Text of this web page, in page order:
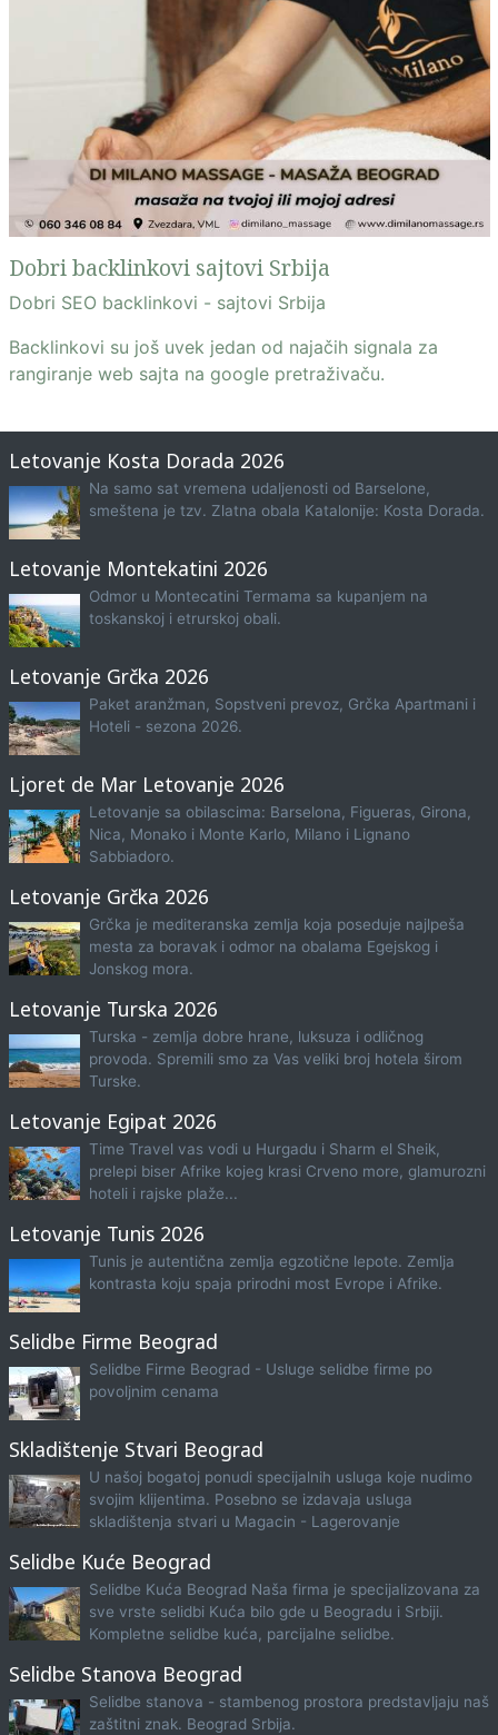
Dobri backlinkovi sajtovi Srbija
Dobri SEO backlinkovi - sajtovi Srbija
Backlinkovi su još uvek jedan od najačih signala za
rangiranje web sajta na google pretraživaču.
Letovanje Kosta Dorada 2026
Na samo sat vremena udaljenosti od Barselone,
smeštena je tzv. Zlatna obala Katalonije: Kosta Dorada.
Letovanje Montekatini 2026
Odmor u Montecatini Termama sa kupanjem na
toskanskoj i etrurskoj obali.
Letovanje Grčka 2026
Paket aranžman, Sopstveni prevoz, Grčka Apartmani i
Hoteli - sezona 2026.
Ljoret de Mar Letovanje 2026
Letovanje sa obilascima: Barselona, Figueras, Girona,
Nica, Monako i Monte Karlo, Milano i Lignano
Sabbiadoro.
Letovanje Grčka 2026
Grčka je mediteranska zemlja koja poseduje najlpeša
mesta za boravak i odmor na obalama Egejskog i
Jonskog mora.
Letovanje Turska 2026
Turska - zemlja dobre hrane, luksuza i odličnog
provoda. Spremili smo za Vas veliki broj hotela širom
Turske.
Letovanje Egipat 2026
Time Travel vas vodi u Hurgadu i Sharm el Sheik,
prelepi biser Afrike kojeg krasi Crveno more, glamurozni
hoteli i rajske plaže...
Letovanje Tunis 2026
Tunis je autentična zemlja egzotične lepote. Zemlja
kontrasta koju spaja prirodni most Evrope i Afrike.
Selidbe Firme Beograd
Selidbe Firme Beograd - Usluge selidbe firme po
povoljnim cenama
Skladištenje Stvari Beograd
U našoj bogatoj ponudi specijalnih usluga koje nudimo
svojim klijentima. Posebno se izdavaja usluga
skladištenja stvari u Magacin - Lagerovanje
Selidbe Kuće Beograd
Selidbe Kuća Beograd Naša firma je specijalizovana za
sve vrste selidbi Kuća bilo gde u Beogradu i Srbiji.
Kompletne selidbe kuća, parcijalne selidbe.
Selidbe Stanova Beograd
Selidbe stanova - stambenog prostora predstavljaju naš
zaštitni znak. Beograd Srbija.